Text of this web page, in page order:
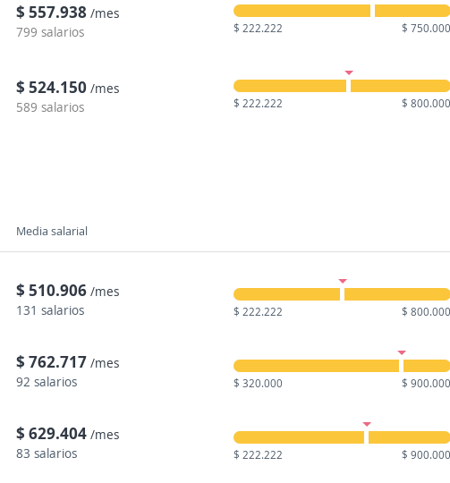
$ 557.938 /mes
799 salarios
$ 222.222 $ 750.000
$ 524.150 /mes
589 salarios
$ 222.222 $ 800.000
Media salarial
$ 510.906 /mes
131 salarios
$ 222.222 $ 800.000
$ 762.717 /mes
92 salarios
$ 320.000 $ 900.000
$ 629.404 /mes
83 salarios
$ 222.222 $ 900.000